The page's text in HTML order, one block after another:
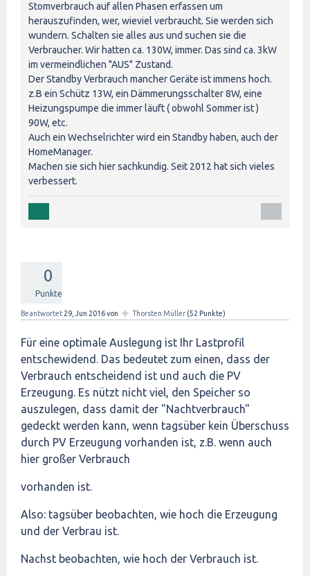
Stomverbrauch auf allen Phasen erfassen um
herauszufinden, wer, wieviel verbraucht. Sie werden sich
wundern. Schalten sie alles aus und suchen sie die
Verbraucher. Wir hatten ca. 130W, immer. Das sind ca. 3kW
im vermeindlichen "AUS" Zustand.
Der Standby Verbrauch mancher Geräte ist immens hoch.
z.B ein Schütz 13W, ein Dämmerungsschalter 8W, eine
Heizungspumpe die immer läuft ( obwohl Sommer ist )
90W, etc.
Auch ein Wechselrichter wird ein Standby haben, auch der
HomeManager.
Machen sie sich hier sachkundig. Seit 2012 hat sich vieles
verbessert.
0
Punkte
Beantwortet 29, Jun 2016von ✦ Thorsten Müller (52 Punkte)
Für eine optimale Auslegung ist Ihr Lastprofil
entschewidend. Das bedeutet zum einen, dass der
Verbrauch entscheidend ist und auch die PV
Erzeugung. Es nützt nicht viel, den Speicher so
auszulegen, dass damit der "Nachtverbrauch"
gedeckt werden kann, wenn tagsüber kein Überschuss
durch PV Erzeugung vorhanden ist, z.B. wenn auch
hier großer Verbrauch
vorhanden ist.
Also: tagsüber beobachten, wie hoch die Erzeugung
und der Verbrau ist.
Nachst beobachten, wie hoch der Verbrauch ist.